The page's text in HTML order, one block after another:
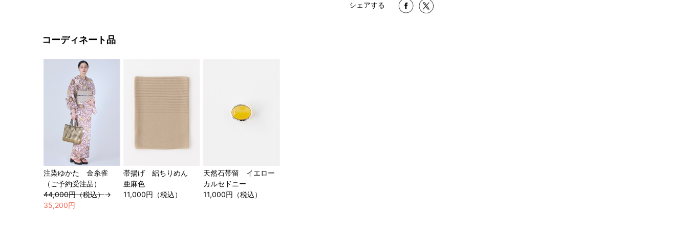
シェアする
コーディネート品
注染ゆかた 金糸雀
（ご予約受注品）
44,000円（税込）→
35,200円
帯揚げ 絽ちりめん
亜麻色
11,000円（税込）
天然石帯留 イエロー
カルセドニー
11,000円（税込）